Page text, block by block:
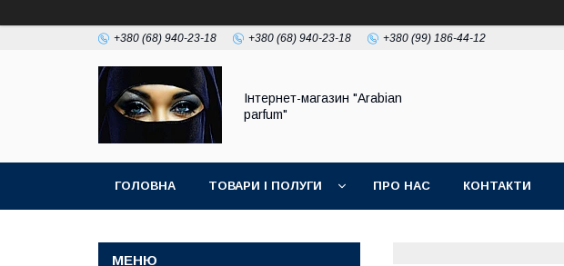
+380 (68) 940-23-18 +380 (68) 940-23-18 +380 (99) 186-44-12
Інтернет-магазин "Arabian
parfum"
ГОЛОВНА ТОВАРИ І ПОЛУГИ ПРО НАС КОНТАКТИ